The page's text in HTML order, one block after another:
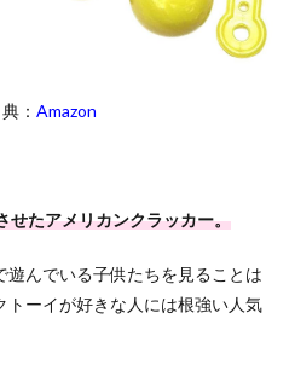
： Amazon
せたアメリカンクラッカー。
んでいる子供たちを見ることは
トーイが好きな人には根強い人気